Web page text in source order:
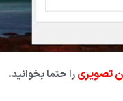
تصویریرا حتما بخوانید.